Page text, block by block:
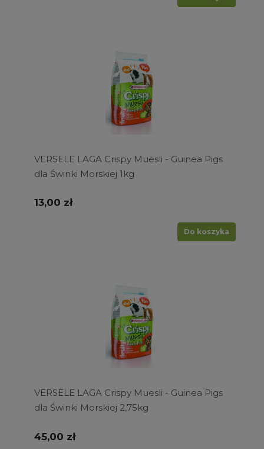
VERSELE LAGA Crispy Muesli - Guinea Pigs
dla Świnki Morskiej 1kg
13,00 zł
Do koszyka
VERSELE LAGA Crispy Muesli - Guinea Pigs
dla Świnki Morskiej 2,75kg
45,00 zł